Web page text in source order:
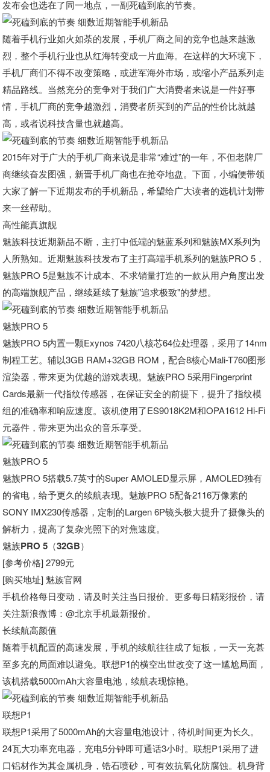
发布会也选在了同一地点，一副死磕到底的节奏。
随着手机行业如火如荼的发展，手机厂商之间的竞争也越来越激
烈，整个手机行业也从红海转变成一片血海。在这样的大环境下，
手机厂商们不得不改变策略，或进军海外市场，或缩小产品系列走
精品路线。当然充分的竞争对于我们广大消费者来说是一件好事
情，手机厂商的竞争越激烈，消费者所买到的产品的性价比就越
高，或者说科技含量也就越高。
2015年对于广大的手机厂商来说是非常“难过”的一年，不但老牌厂
商继续奋发图强，新晋手机厂商也在抢夺地盘。下面，小编便带领
大家了解一下近期发布的手机新品，希望给广大读者的选机计划带
来一丝帮助。
高性能真旗舰
魅族科技近期新品不断，主打中低端的魅蓝系列和魅族MX系列为
人所熟知。近期魅族科技发布了主打高端手机系列的魅族PRO 5，
魅族PRO 5是魅族不计成本、不求销量打造的一款从用户角度出发
的高端旗舰产品，继续延续了魅族"追求极致"的梦想。
魅族PRO 5
魅族PRO 5内置一颗Exynos 7420八核芯64位处理器，采用了14nm
制程工艺。辅以3GB RAM+32GB ROM，配合8核心Mali-T760图形
渲染器，带来更为优越的游戏表现。魅族PRO 5采用Fingerprint
Cards最新一代指纹传感器，在保证安全的前提下，提升了指纹模
组的准确率和响应速度。该机使用了ES9018K2M和OPA1612 Hi-Fi
元器件，带来更为出众的音乐享受。
魅族PRO 5
魅族PRO 5搭载5.7英寸的Super AMOLED显示屏，AMOLED独有
的省电，给予更久的续航表现。魅族PRO 5配备2116万像素的
SONY IMX230传感器，定制的Largen 6P镜头极大提升了摄像头的
解析力，提高了复杂光照下的对焦速度。
魅族PRO 5（32GB）
[参考价格] 2799元
[购买地址] 魅族官网
手机价格每日变动，请及时关注当日报价。更多每日精彩报价，请
关注新浪微博 ：@北京手机最新报价。
长续航高颜值
随着手机配置的高速发展，手机的续航往往成了短板，一天一充甚
至多充的局面难以避免。联想P1的横空出世改变了这一尴尬局面，
该机搭载5000mAh大容量电池，续航表现惊艳。
联想P1
联想P1采用了5000mAh的大容量电池设计，待机时间更为长久。
24瓦大功率充电器，充电5分钟即可通话3小时。联想P1采用了进
口铝材作为其金属机身，锆石喷砂，可有效抗氧化防腐蚀。机身背